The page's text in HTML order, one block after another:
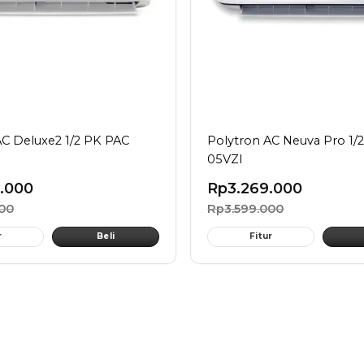
Deluxe2 1/2 PK PAC
Beli
Polytron AC Neuva Pro 1/
05VZI
Rp3.269.000
Rp3.599.000
Fitur